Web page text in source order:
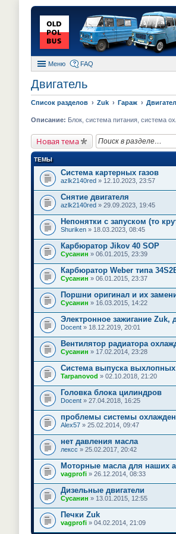
Меню FAQ
Двигатель
Список разделов Zuk Гараж
Описание: Блок, система питания, система
Новая тема
ТЕМЫ
Система картерных газов
azlk2140red » 12.10.2023, 23:57
Снятие двигателя
azlk2140red » 29.09.2023, 19:45
Непонятки с запуском (то
Shuriken » 18.03.2023, 08:45
Карбюратор Jikov 40 SOP
Сусанин » 06.01.2015, 23:39
Карбюратор Weber типа
Сусанин » 06.01.2015, 23:37
Поршни оригинал и их
Сусанин » 16.03.2015, 14:22
Электронное зажигание Zuk,
Docent » 18.12.2019, 20:01
Вентилятор радиатора
Сусанин » 17.02.2014, 23:28
Система выпуска выхлопных
Tarpanovod » 02.10.2018, 21:20
Головка блока цилиндров
Docent » 27.04.2018, 16:25
проблемы системы
Alex57 » 25.02.2014, 09:47
нет давления масла
лексс » 25.02.2017, 20:42
Моторные масла для наших
vagprofi » 26.12.2014, 08:33
Дизельные двигатели
Сусанин » 13.01.2015, 12:55
Печки Zuk
vagprofi » 04.02.2014, 21:09